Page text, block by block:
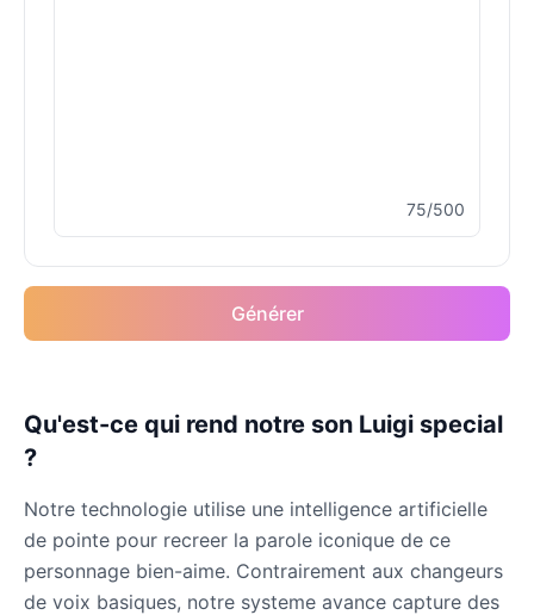
75/500
Générer
Qu'est-ce qui rend notre son Luigi special
?
Notre technologie utilise une intelligence artificielle
de pointe pour recreer la parole iconique de ce
personnage bien-aime. Contrairement aux changeurs
de voix basiques, notre systeme avance capture des